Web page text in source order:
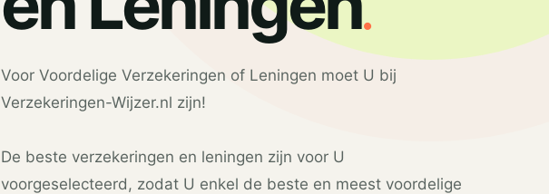
Voor Voordelige Verzekeringen of Leningen moet U bij
Verzekeringen-Wijzer.nl zijn!
De beste verzekeringen en leningen zijn voor U
voorgeselecteerd, zodat U enkel de beste en meest voordelige